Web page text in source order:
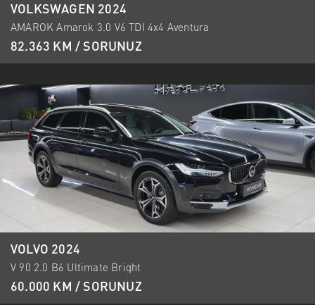
VOLKSWAGEN 2024
AMAROK Amarok 3.0 V6 TDI 4x4 Aventura
82.363 KM / SORUNUZ
VOLVO 2024
V 90 2.0 B6 Ultimate Bright
60.000 KM / SORUNUZ